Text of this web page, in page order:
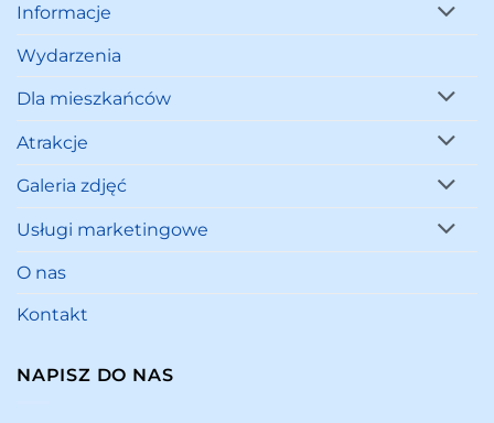
Informacje
Wydarzenia
Dla mieszkańców
Atrakcje
Galeria zdjęć
Usługi marketingowe
O nas
Kontakt
NAPISZ DO NAS